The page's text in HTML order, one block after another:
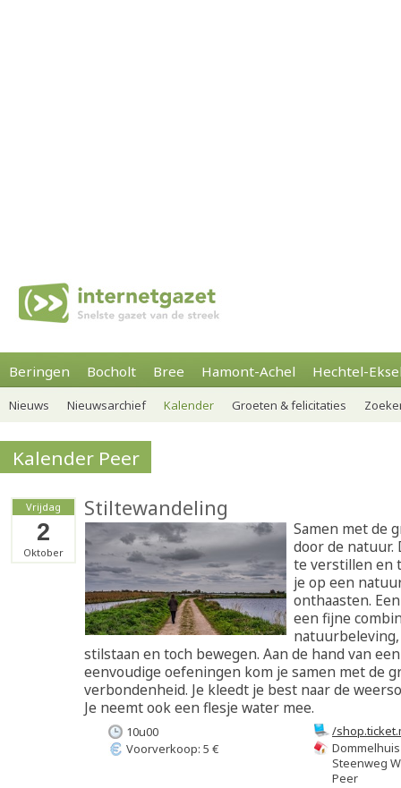
Beringen Bocholt Bree Hamont-Achel Hechtel-
Nieuws Nieuwsarchief Kalender Groeten & felicitaties
Kalender Peer
Vrijdag
2
Oktober
Stiltewandeling
Samen met de
door de natuur.
te verstillen en
je op een
onthaasten.
een fijne
stilstaan en toch bewegen. Aan de hand van
eenvoudige oefeningen kom je samen met de
verbondenheid. Je kleedt je best naar de
Je neemt ook een flesje water mee.
/
v3fehn
Dommelhuis
Steenweg
Peer
10u00
Voorverkoop: 5 €